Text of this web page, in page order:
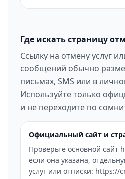
Где искать страницу
Ссылку на отмену услуг
сообщений обычно
письмах, SMS или в
Используйте только
и не переходите по
Официальный сайт и
Проверьте основной сайт
если она указана,
услуг или отписки: https://